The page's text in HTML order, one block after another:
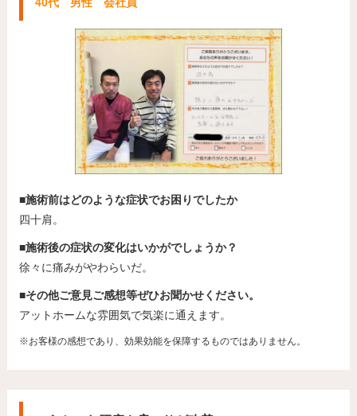
■施術前はどのような症状でお困りでしたか
四十肩。
■施術後の症状の変化はいかがでしょうか？
徐々に痛みがやわらいだ。
■その他ご意見ご感想等ぜひお聞かせください。
アットホームな雰囲気で気楽に通えます。
※お客様の感想であり、効果効能を保障するものではありません。